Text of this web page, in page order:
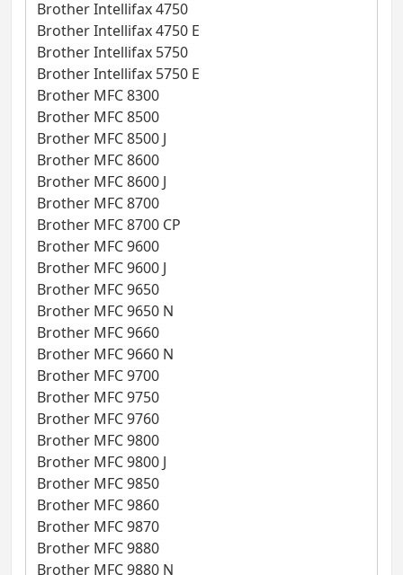
Brother Intellifax 4750
Brother Intellifax 4750 E
Brother Intellifax 5750
Brother Intellifax 5750 E
Brother MFC 8300
Brother MFC 8500
Brother MFC 8500 J
Brother MFC 8600
Brother MFC 8600 J
Brother MFC 8700
Brother MFC 8700 CP
Brother MFC 9600
Brother MFC 9600 J
Brother MFC 9650
Brother MFC 9650 N
Brother MFC 9660
Brother MFC 9660 N
Brother MFC 9700
Brother MFC 9750
Brother MFC 9760
Brother MFC 9800
Brother MFC 9800 J
Brother MFC 9850
Brother MFC 9860
Brother MFC 9870
Brother MFC 9880
Brother MFC 9880 N